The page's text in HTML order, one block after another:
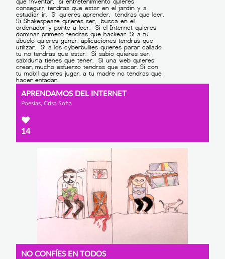
APRENDAMOS DEL INTERNET
Poesías, Crisa Sofia
14
NO CONFÍES EN TODOS